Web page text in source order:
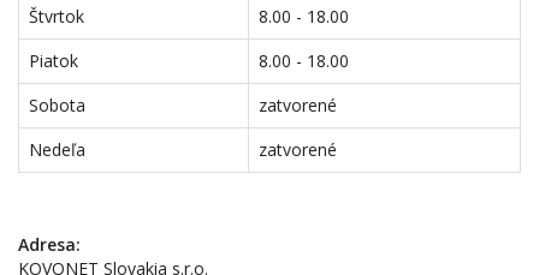
Štvrtok
8.00 - 18.00
Piatok
8.00 - 18.00
Sobota
zatvorené
Nedeľa
zatvorené
Adresa:
KOVONET Slovakia s.r.o.